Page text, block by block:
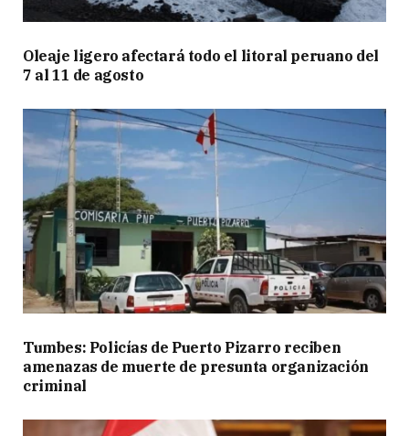
Oleaje ligero afectará todo el litoral peruano del
7 al 11 de agosto
Tumbes: Policías de Puerto Pizarro reciben
amenazas de muerte de presunta organización
criminal